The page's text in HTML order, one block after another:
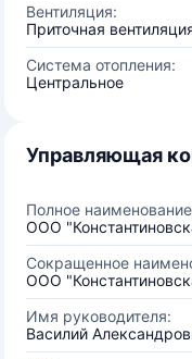
Вентиляция:
Приточная
Система отопления:
Центральное
Управляющая
Полное
ООО
Сокращенное
ООО
Имя руководителя:
Василий